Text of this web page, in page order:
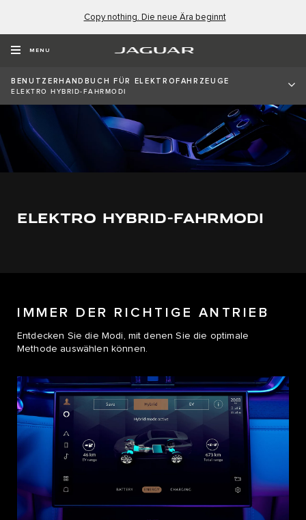
Copy nothing. Die neue Ära beginnt
MENU
BENUTZERHANDBUCH FÜR ELEKTROFAHRZEUGE
ELEKTRO HYBRID-FAHRMODI
ELEKTRO HYBRID-FAHRMODI
IMMER DER RICHTIGE ANTRIEB
Entdecken Sie die Modi, mit denen Sie die optimale
Methode auswählen können.